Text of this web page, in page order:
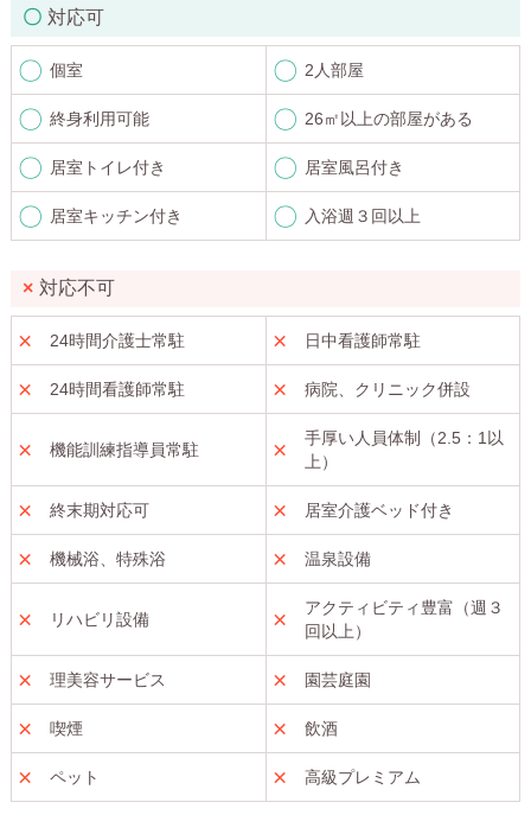
対応可
個室 2人部屋
終身利用可能 26㎡以上の部屋がある
居室トイレ付き 居室風呂付き
居室キッチン付き 入浴週３回以上
対応不可
24時間介護士常駐 日中看護師常駐
24時間看護師常駐 病院、クリニック併設
機能訓練指導員常駐
手厚い人員体制（2.5：1以
上）
終末期対応可 居室介護ベッド付き
機械浴、特殊浴 温泉設備
リハビリ設備
アクティビティ豊富（週３
回以上）
理美容サービス 園芸庭園
喫煙 飲酒
ペット 高級プレミアム